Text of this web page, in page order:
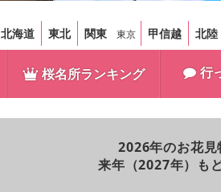
北海道 東北 関東 東京 甲信越 北陸
桜名所ランキング 行
2026年のお花見
来年（2027年）も